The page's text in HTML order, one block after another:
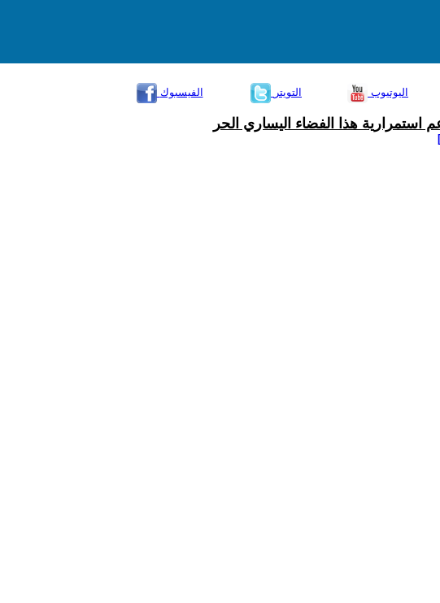
الفيسبوك
التويتر اليوتيوب
استمرارية هذا الفضاء اليساري الحر